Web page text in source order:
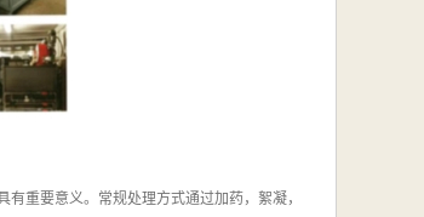
重要意义。常规处理方式通过加药，絮凝，